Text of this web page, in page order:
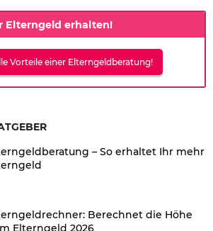
Elterngeld erhalten!
Vorteile einer Elterngeldberatung!
– So erhaltet Ihr mehr
Berechnet die Höhe
Elterngeld 2026